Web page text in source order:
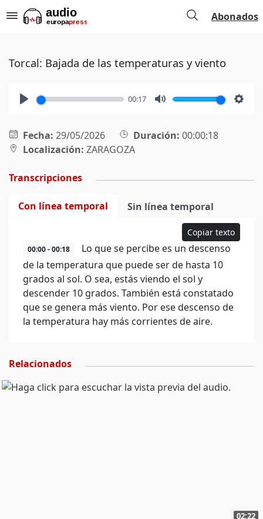
Abonados
Torcal: Bajada de las temperaturas y viento
00:17
Fecha: 29/05/2026 Duración: 00:00:18
Localización: ZARAGOZA
Transcripciones
Con línea temporal Sin línea temporal
Copiar texto
00:00 - 00:18
Lo que se percibe es un descenso
de la temperatura que puede ser de hasta 10
grados al sol. O sea, estás viendo el sol y
descender 10 grados. También está constatado
que se genera más viento. Por ese descenso de
la temperatura hay más corrientes de aire.
Relacionados
02:22